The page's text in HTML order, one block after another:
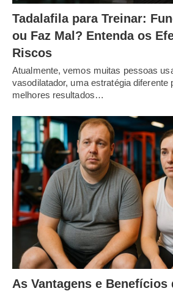
Tadalafila para Treinar:
ou Faz Mal? Entenda os
Riscos
Atualmente, vemos muitas pessoas
vasodilatador, uma estratégia diferente
melhores resultados…
As Vantagens e Benefícios